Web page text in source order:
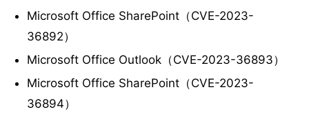
Microsoft Office SharePoint（CVE-2023-
36892）
Microsoft Office Outlook（CVE-2023-36893）
Microsoft Office SharePoint（CVE-2023-
36894）